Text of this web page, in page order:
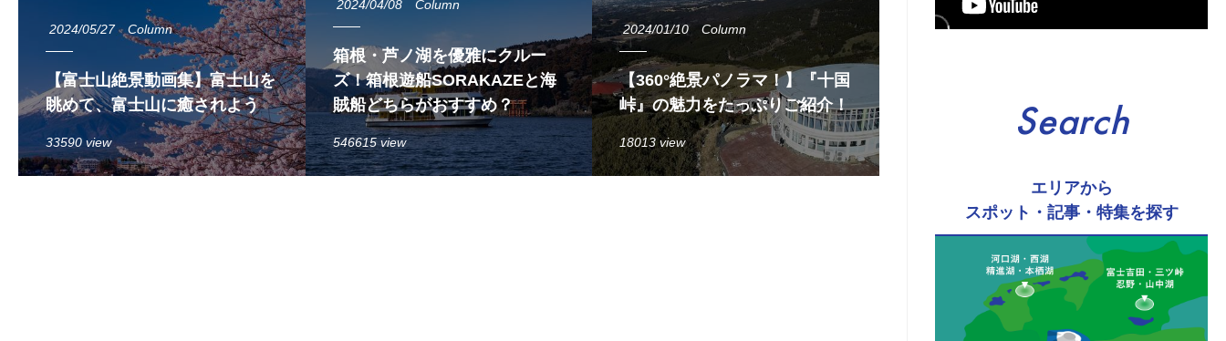
2024/05/27 Column
【富士山絶景動画集】富士山を
眺めて、富士山に癒されよう
33590 view
2024/04/08 Column
箱根・芦ノ湖を優雅にクルー
ズ！箱根遊船SORAKAZEと海
賊船どちらがおすすめ？
546615 view
2024/01/10 Column
【360°絶景パノラマ！】『十国
峠』の魅力をたっぷりご紹介！
18013 view Search
エリアから
スポット・記事・特集を探す